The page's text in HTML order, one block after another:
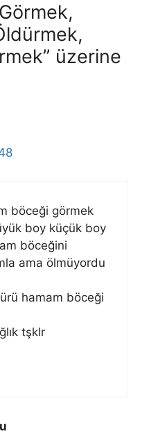
üzerine
böceği görmek
boy küçük boy
böceğini
ama ölmüyordu
hamam böceği
tşklr